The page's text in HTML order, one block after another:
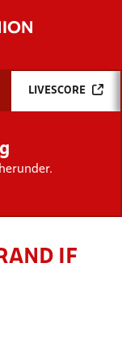
du søge efter?
NYHEDER
OG
LIVESCORE
IF